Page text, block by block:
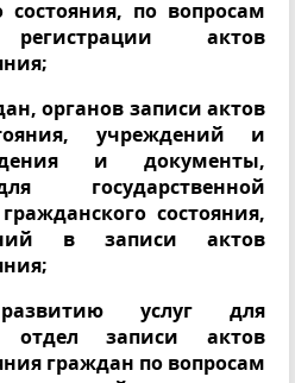
состояния, по вопросам
регистрации актов
органов записи актов
учреждений и
и документы,
государственной
состояния,
в записи актов
услуг для
записи актов
граждан по вопросам